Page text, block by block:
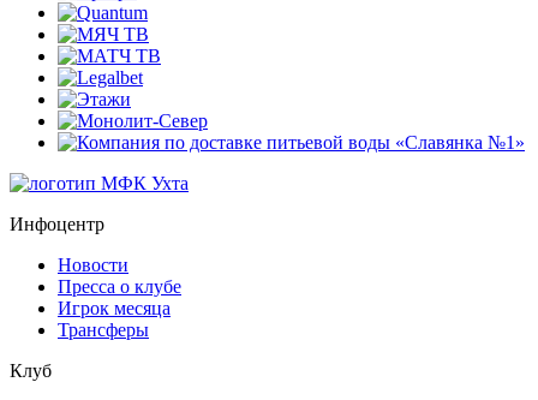
Инфоцентр
Новости
Пресса о клубе
Игрок месяца
Трансферы
Клуб